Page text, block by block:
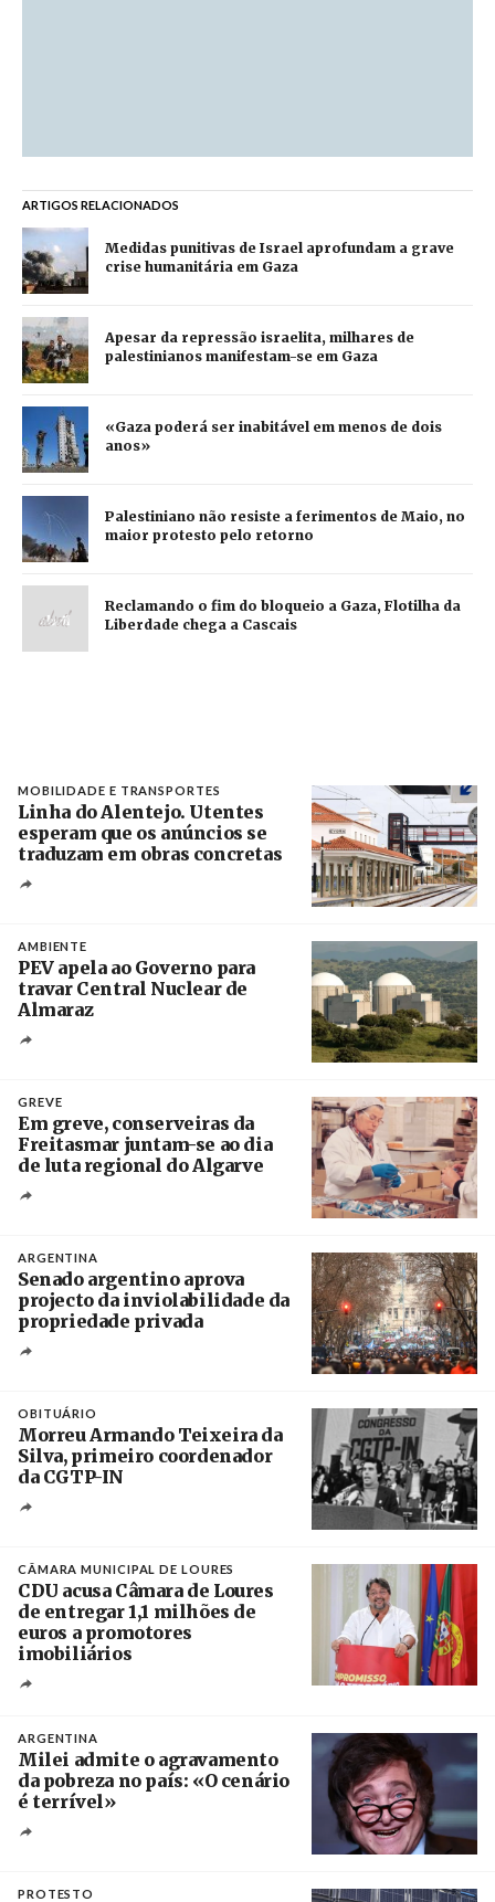
ARTIGOS RELACIONADOS
Medidas punitivas de Israel aprofundam a grave
crise humanitária em Gaza
Apesar da repressão israelita, milhares de
palestinianos manifestam-se em Gaza
«Gaza poderá ser inabitável em menos de dois
anos»
Palestiniano não resiste a ferimentos de Maio, no
maior protesto pelo retorno
Reclamando o fim do bloqueio a Gaza, Flotilha da
Liberdade chega a Cascais
MOBILIDADE E TRANSPORTES
Linha do Alentejo. Utentes
esperam que os anúncios se
traduzam em obras concretas
AMBIENTE
PEV apela ao Governo para
travar Central Nuclear de
Almaraz
GREVE
Em greve, conserveiras da
Freitasmar juntam-se ao dia
de luta regional do Algarve
ARGENTINA
Senado argentino aprova
projecto da inviolabilidade da
propriedade privada
OBITUÁRIO
Morreu Armando Teixeira da
Silva, primeiro coordenador
da CGTP-IN
CÂMARA MUNICIPAL DE LOURES
CDU acusa Câmara de Loures
de entregar 1,1 milhões de
euros a promotores
imobiliários
ARGENTINA
Milei admite o agravamento
da pobreza no país: «O cenário
é terrível»
PROTESTO